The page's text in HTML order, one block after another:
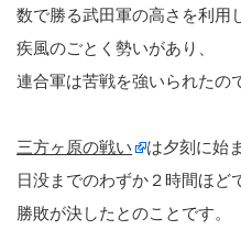
数で勝る武田軍の高さを利用
疾風のごとく勢いがあり、
連合軍は苦戦を強いられたの
三方ヶ原の戦い
は夕刻に始
日没までのわずか２時間ほど
勝敗が決したとのことです。